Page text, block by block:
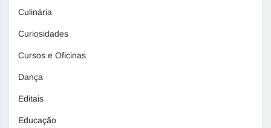
Culinária
Curiosidades
Cursos e Oficinas
Dança
Editais
Educação